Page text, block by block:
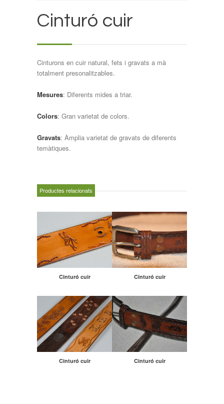
Cinturó cuir
Cinturons en cuir natural, fets i gravats a mà
totalment presonalitzables.
Mesures: Diferents mides a triar.
Colors: Gran varietat de colors.
Gravats: Àmplia varietat de gravats de diferents
temàtiques.
Productes relacionats
Cinturó cuir Cinturó cuir
Cinturó cuir Cinturó cuir